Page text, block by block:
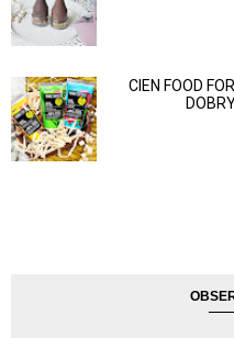
CIEN FOOD